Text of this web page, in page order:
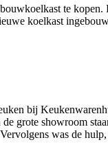
te
koelkast
bij
grote showroom
was de